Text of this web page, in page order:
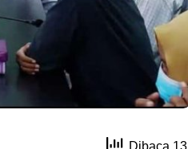
Dibaca 13